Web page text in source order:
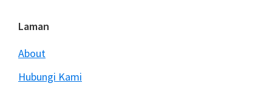
Footer
Laman
About
Hubungi Kami